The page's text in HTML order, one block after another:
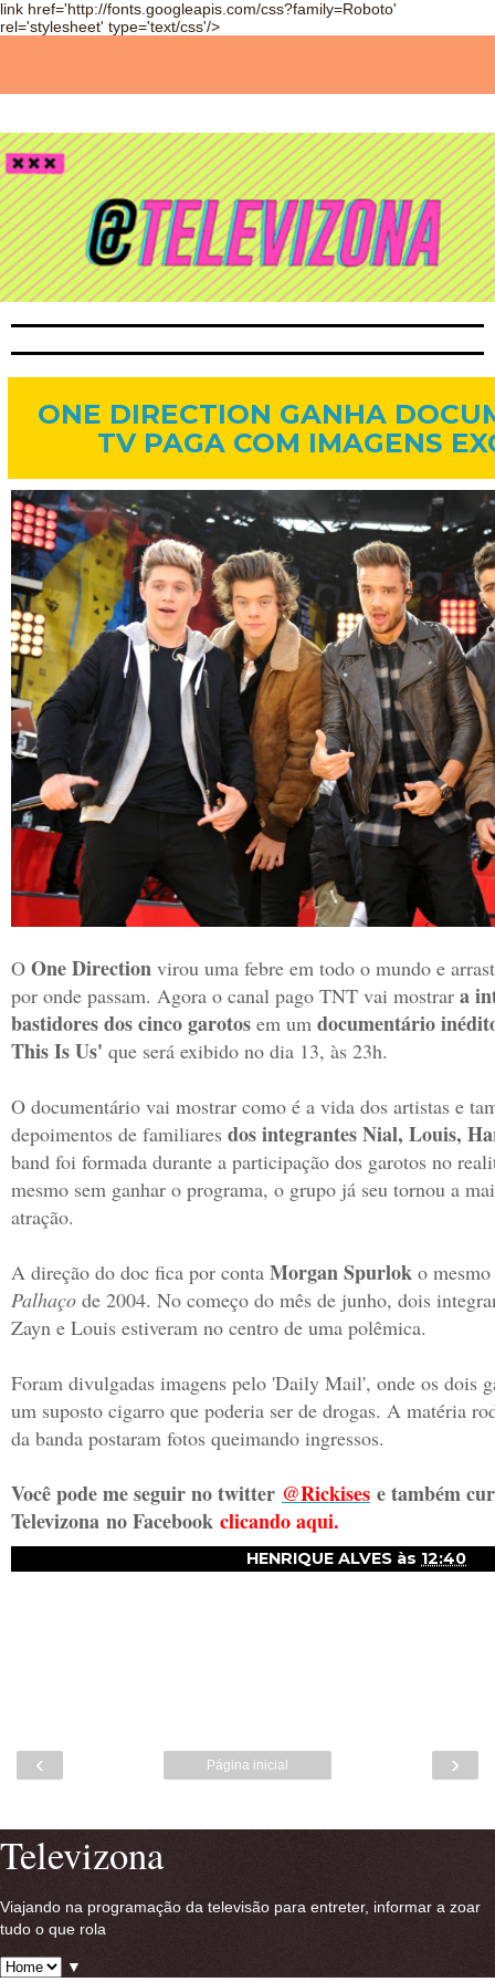
link href='http://fonts.googleapis.com/css?family=Roboto'
rel='stylesheet' type='text/css'/>
ONE DIRECTION GANHA
TV PAGA COM IMAGENS
O One Direction virou uma febre em todo o mundo e
por onde passam. Agora o canal pago TNT vai mostrar a
bastidores dos cinco garotos em um documentário
This Is Us' que será exibido no dia 13, às 23h.
O documentário vai mostrar como é a vida dos artistas e
depoimentos de familiares dos integrantes Nial, Louis,
band foi formada durante a participação dos garotos no
mesmo sem ganhar o programa, o grupo já seu tornou a
atração.
A direção do doc fica por conta Morgan Spurlok o
Palhaço de 2004. No começo do mês de junho, dois
Zayn e Louis estiveram no centro de uma polêmica.
Foram divulgadas imagens pelo 'Daily Mail', onde os dois
um suposto cigarro que poderia ser de drogas. A matéria
da banda postaram fotos queimando ingressos.
Você pode me seguir no twitter @Rickises e também
Televizona no Facebook clicando aqui.
HENRIQUE ALVES às 12:40
‹ ›
Página inicial
Televizona
Viajando na programação da televisão para entreter, informar a zoar
tudo o que rola
▼